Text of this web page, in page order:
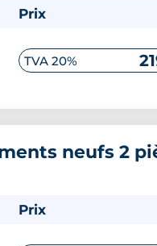
Prix
TVA 20%
neufs 2
Prix